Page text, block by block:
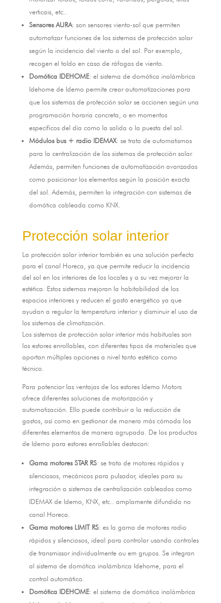
verticais, etc..
Sensores AURA: son sensores viento-sol que permiten
automatizar funciones de los sistemas de protección solar
según la incidencia del viento o del sol . Por exemplo,
recogen el toldo en caso de ráfagas de viento
Domótica IDEHOME: el sistema de domótica inalámbrica
Idehome de Idemo permite crear automatizaciones para
que los sistemas de protección solar se accionen según una
programación horaria concreta o en momentos
específicos del día como la salida o la puesta del sol
Módulos bus+ radio IDEMAX: se trata de automatismos
para la centralización de los sistemas de protección solar.
Además, permiten funciones de automatización avanzadas
como posicionar los elementos según la posición exacta
del sol Además, permiten la integración con sistemas de
domótica cableada como KNX.
Protección solar interior
La protección solar interior también es una solución perfecta
para el canal Horeca ya que permite reducir la incidencia
del sol en los interiores de los locales y a su vez mejorar la
estética
Estos sistemas mejoran la habitabilidad de los
espacios interiores y reducen el gasto energético ya que
ayudan a regular la temperatura interior y disminuir el uso de
los sistemas de climatización.
Los sistemas de protección solar interior más habituales son
los estores enrollables, con diferentes tipos de materiales que
aportan múltiples opciones a nivel tanto estético como
técnico
Para potenciar las ventajas de los estores Idemo Motors
ofrece diferentes soluciones de motorización y
automatización. Ello puede contribuir a la reducción de
gastos, así como en gestionar de manera más cómoda los
diferentes elementos de manera agrupada
De los productos
de Idemo para estores enrollables destacan:
Gama motores STAR RS: se trata de motores rápidos y
silenciosos, mecánicos para pulsador, ideales para su
integración a sistemas de centralización cableados como
IDEMAX de Idemo , KNX, etc.. amplamente difundido no
canal Horeca.
Gama motores LIMIT RS: es la gama de motores radio
rápidos y silenciosos, ideal para controlar usando controles
de transmissor individualmente ou em grupos. Se integran
al sistema de domótica inalámbrica Idehome, para el
control automático
Domótica IDEHOME: el sistema de domótica inalámbrica